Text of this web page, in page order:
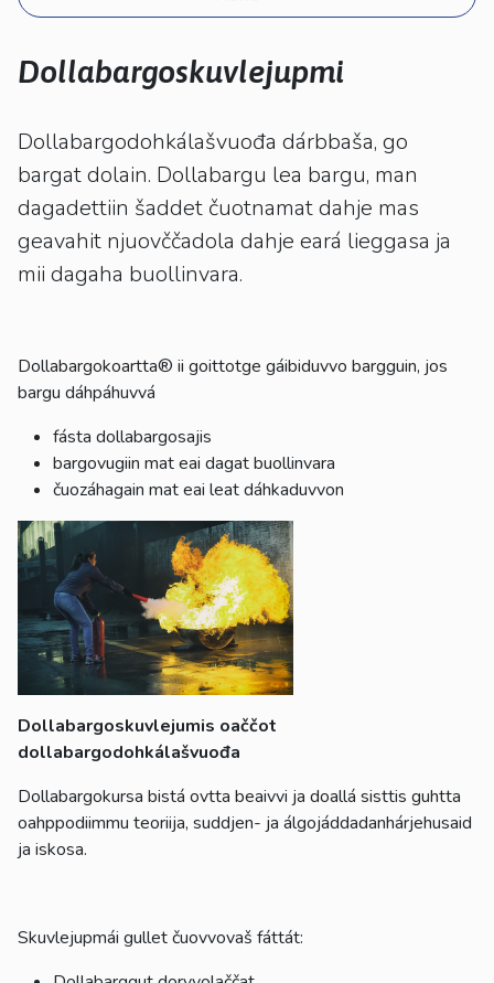
pyyhkäisyliikkeitä.
Dollabargoskuvlejupmi
Dollabargodohkálašvuođa dárbbaša, go
bargat dolain. Dollabargu lea bargu, man
dagadettiin šaddet čuotnamat dahje mas
geavahit njuovččadola dahje eará lieggasa ja
mii dagaha buollinvara.
Dollabargokoartta® ii goittotge gáibiduvvo bargguin, jos
bargu dáhpáhuvvá
fásta dollabargosajis
bargovugiin mat eai dagat buollinvara
čuozáhagain mat eai leat dáhkaduvvon
Dollabargoskuvlejumis oaččot
dollabargodohkálašvuođa
Dollabargokursa bistá ovtta beaivvi ja doallá sisttis guhtta
oahppodiimmu teoriija, suddjen- ja álgojáddadanhárjehusaid
ja iskosa.
Skuvlejupmái gullet čuovvovaš fáttát: